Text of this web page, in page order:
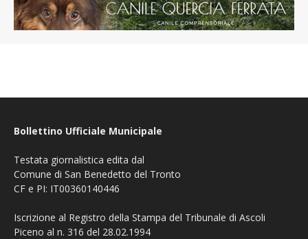
Bollettino Ufficiale Municipale
Testata giornalistica edita dal
Comune di San Benedetto del Tronto
CF e PI: IT00360140446
Iscrizione al Registro della Stampa del Tribunale di Ascoli
Piceno al n. 316 del 28.02.1994